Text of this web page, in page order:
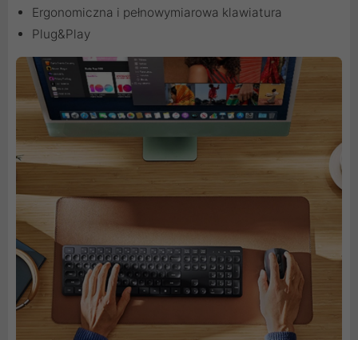
Ergonomiczna i pełnowymiarowa klawiatura
Plug&Play